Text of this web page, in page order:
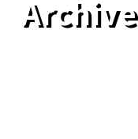
Archive